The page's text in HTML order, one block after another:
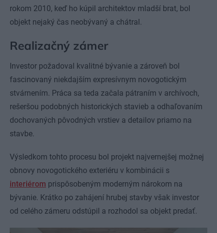
rokom 2010, keď ho kúpil architektov mladší brat, bol
objekt nejaký čas neobývaný a chátral.
Realizačný zámer
Investor požadoval kvalitné bývanie a zároveň bol
fascinovaný niekdajším expresívnym novogotickým
stvárnením. Práca sa teda začala pátraním v archívoch,
rešeršou podobných historických stavieb a odhaľovaním
dochovaných pôvodných vrstiev a detailov priamo na
stavbe.
Výsledkom tohto procesu bol projekt najvernejšej možnej
obnovy novogotického exteriéru v kombinácii s
interiérom prispôsobeným moderným nárokom na
bývanie. Krátko po zahájení hrubej stavby však investor
od celého zámeru odstúpil a rozhodol sa objekt predať.